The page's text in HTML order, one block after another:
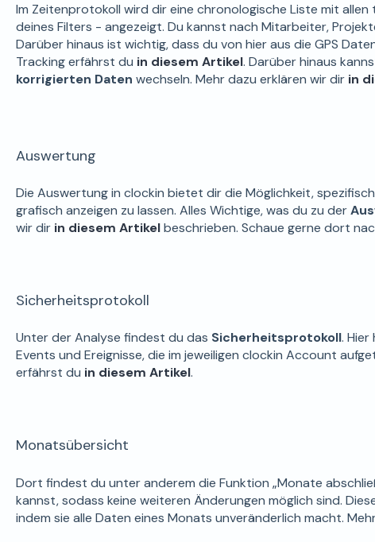
Im Zeitenprotokoll wird dir eine chronologische Liste mit
deines Filters - angezeigt. Du kannst nach Mitarbeiter,
Darüber hinaus ist wichtig, dass du von hier aus die GPS
Tracking erfährst du in diesem Artikel. Darüber hinaus
korrigierten Daten wechseln. Mehr dazu erklären wir dir in
Auswertung
Die Auswertung in clockin bietet dir die Möglichkeit,
grafisch anzeigen zu lassen. Alles Wichtige, was du zu der
wir dir in diesem Artikel beschrieben. Schaue gerne dort
Sicherheitsprotokoll
Unter der Analyse findest du das Sicherheitsprotokoll. Hier
Events und Ereignisse, die im jeweiligen clockin Account
erfährst du in diesem Artikel.
Monatsübersicht
Dort findest du unter anderem die Funktion „Monate
kannst, sodass keine weiteren Änderungen möglich sind.
indem sie alle Daten eines Monats unveränderlich macht.